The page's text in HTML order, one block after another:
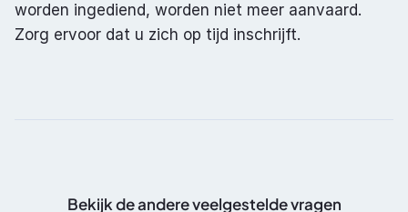
worden ingediend, worden niet meer aanvaard.
Zorg ervoor dat u zich op tijd inschrijft.
Bekijk de andere veelgestelde vragen